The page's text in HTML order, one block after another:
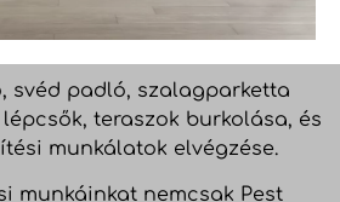
svéd padló, szalagparketta
teraszok burkolása, és
munkálatok elvégzése.
munkáinkat nemcsak Pest